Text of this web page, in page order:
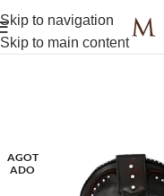
Skip to navigation
Skip to main content
AGOT
ADO